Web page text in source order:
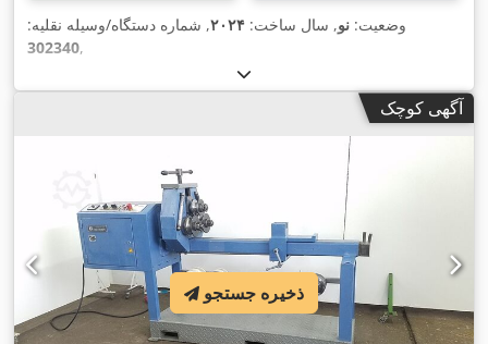
وضعیت: نو, سال ساخت: ۲۰۲۴, شماره دستگاه/وسیله نقلیه:
302340,
آگهی کوچک
ذخیره جستجو